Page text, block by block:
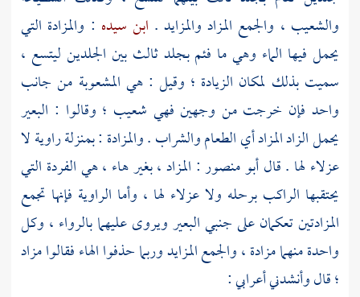
والشعيب ، والجمع المزاد والمزايد . ابن سيده : والمزادة التي
يحمل فيها الماء وهي ما فئم بجلد ثالث بين الجلدين ليتسع ،
سميت بذلك لمكان الزيادة ؛ وقيل : هي المشعوبة من جانب
واحد فإن خرجت من وجهين فهي شعيب ؛ وقالوا : البعير
يحمل الزاد المزاد أي الطعام والشراب . والمزادة : بمنزلة راوية لا
عزلاء لها . قالأبو منصور: المزاد ، بغير هاء ، هي الفردة التي
يحتقبها الراكب برحله ولا عزلاء لها ، وأما الراوية فإنها تجمع
المزادتين تعكمان على جنبي البعير ويروى عليهما بالرواء ، وكل
واحدة منهما مزادة ، والجمع المزايد وربما حذفوا الهاء فقالوا مزاد
؛ قال وأنشدني أعرابي :